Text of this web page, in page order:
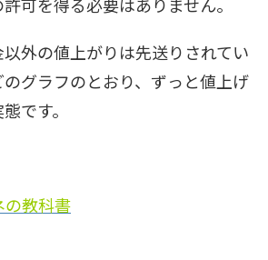
外の値上がりは先送りされてい
グラフのとおり、ずっと値上げ
です。
の教科書